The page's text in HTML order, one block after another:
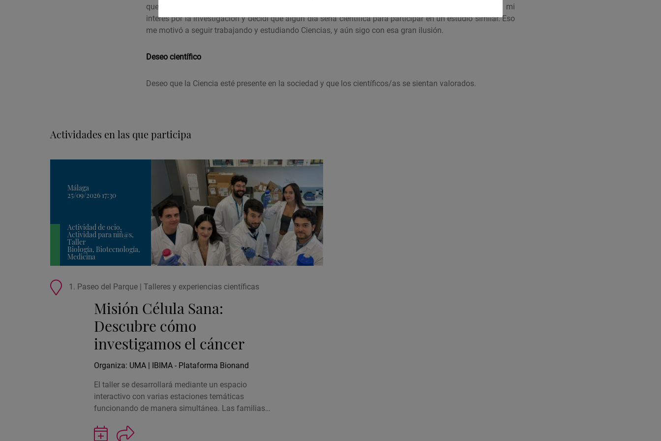
que nos rodea. Un día viendo una noticia referente a una posible terapia frente al cáncer, descubrí mi
interés por la investigación y decidí que algún día sería científica para participar en un estudio similar. Eso
me motivó a seguir trabajando y estudiando Ciencias, y aún sigo con esa gran ilusión.
Deseo científico
Deseo que la Ciencia esté presente en la sociedad y que los científicos/as se sientan valorados.
Actividades en las que participa
Málaga
25/09/2026 17:30
Actividad de ocio,
Actividad para niñ@s,
Taller
Biología, Biotecnología,
Medicina
de
actividad
1. Paseo del Parque | Talleres y experiencias científicas
Misión Célula Sana:
Descubre cómo
investigamos el cáncer
Organiza: UMA | IBIMA - Plataforma Bionand
El taller se desarrollará mediante un espacio
interactivo con varias estaciones temáticas
funcionando de manera simultánea. Las familias…
Guardar
actividad